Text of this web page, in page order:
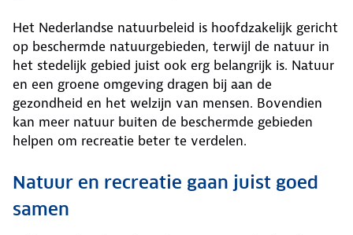
Het Nederlandse natuurbeleid is hoofdzakelijk gericht
op beschermde natuurgebieden, terwijl de natuur in
het stedelijk gebied juist ook erg belangrijk is. Natuur
en een groene omgeving dragen bij aan de
gezondheid en het welzijn van mensen. Bovendien
kan meer natuur buiten de beschermde gebieden
helpen om recreatie beter te verdelen.
Natuur en recreatie gaan juist goed
samen